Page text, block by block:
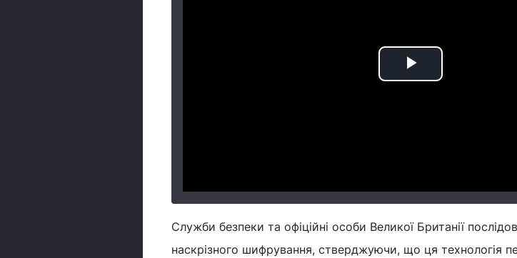
Play
Служби безпеки та офіційні особи Великої Британії
наскрізного шифрування, стверджуючи, що ця технологія